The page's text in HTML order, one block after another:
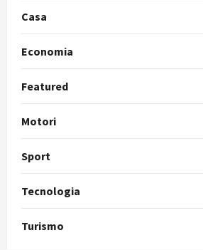
Casa
Economia
Featured
Motori
Sport
Tecnologia
Turismo